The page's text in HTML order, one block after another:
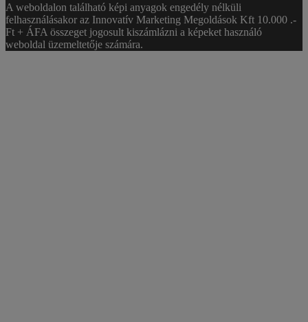
A weboldalon található képi anyagok engedély nélküli
felhasználásakor az Innovatív Marketing Megoldások Kft 10.000 .-
Ft + ÁFA összeget jogosult kiszámlázni a képeket használó
weboldal üzemeltetője számára.